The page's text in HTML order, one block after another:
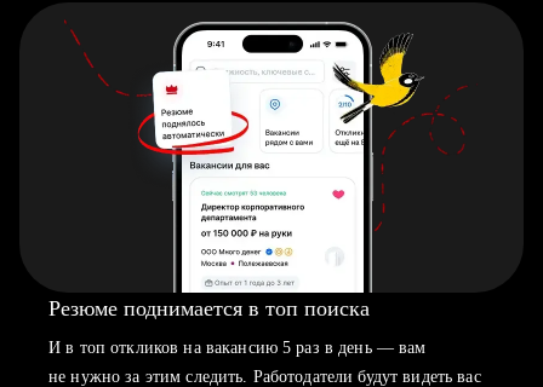
Резюме поднимается в топ поиска
И в топ откликов на вакансию 5 раз в день — вам
не нужно за этим следить. Работодатели будут видеть вас